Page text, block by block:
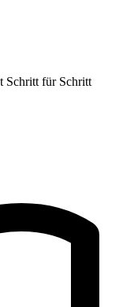
Schritt für Schritt